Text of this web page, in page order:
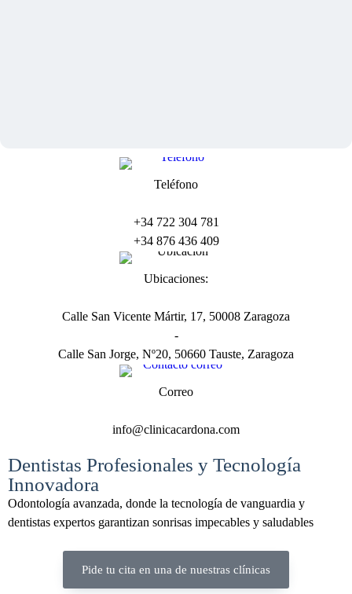
Teléfono
+34 722 304 781
+34 876 436 409
Ubicaciones:
Calle San Vicente Mártir, 17, 50008 Zaragoza
-
Calle San Jorge, Nº20, 50660 Tauste, Zaragoza
Correo
info@clinicacardona.com
Dentistas Profesionales y Tecnología
Innovadora
Odontología avanzada, donde la tecnología de vanguardia y
dentistas expertos garantizan sonrisas impecables y saludables
Pide tu cita en una de nuestras clínicas